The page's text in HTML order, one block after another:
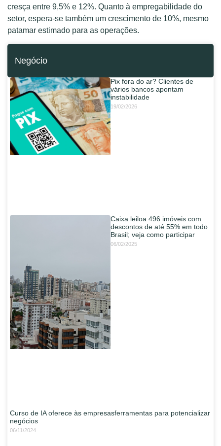
cresça entre 9,5% e 12%. Quanto à empregabilidade do
setor, espera-se também um crescimento de 10%, mesmo
patamar estimado para as operações.
Negócio
Pix fora do ar? Clientes de
vários bancos apontam
instabilidade
19/02/2026
Caixa leiloa 496 imóveis com
descontos de até 55% em todo
Brasil; veja como participar
06/02/2025
Curso de IA oferece às empresasferramentas para potencializar
negócios
06/11/2024